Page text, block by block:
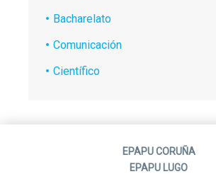
Bacharelato
Comunicación
Científico
EPAPU CORUÑA
EPAPU LUGO